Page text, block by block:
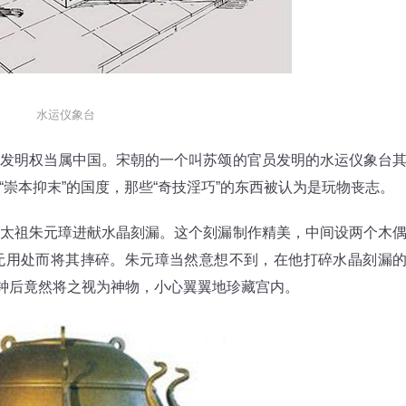
水运仪象台
权当属中国。宋朝的一个叫苏颂的官员发明的水运仪象台其
本抑末”的国度，那些“奇技淫巧”的东西被认为是玩物丧志。
朱元璋进献水晶刻漏。这个刻漏制作精美，中间设两个木偶
处而将其摔碎。朱元璋当然意想不到，在他打碎水晶刻漏的
竟然将之视为神物，小心翼翼地珍藏宫内。